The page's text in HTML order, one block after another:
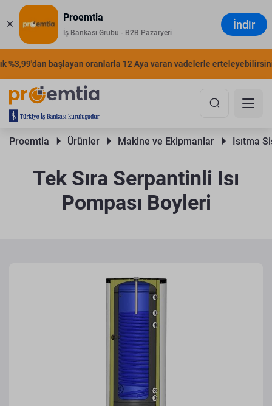
Proemtia
İş Bankası Grubu - B2B Pazaryeri
İndir
başlayan oranlarla 12 Aya varan vadelerle erteleyebilirsiniz.
Proemtia Ürünler Makine ve Ekipmanlar Isıtma
Tek Sıra Serpantinli Isı
Pompası Boyleri